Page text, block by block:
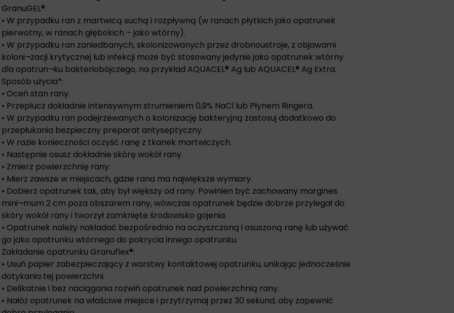
GranuGEL®.
• W przypadku ran z martwicą suchą i rozpływną (w ranach płytkich jako opatrunek
pierwotny, w ranach głębokich – jako wtórny).
• W przypadku ran zaniedbanych, skolonizowanych przez drobnoustroje, z objawami
koloni¬zacji krytycznej lub infekcji może być stosowany jedynie jako opatrunek wtórny
dla opatrun¬ku bakteriobójczego, na przykład AQUACEL® Ag lub AQUACEL® Ag Extra.
Sposób użycia*:
• Oceń stan rany.
• Przepłucz dokładnie intensywnym strumieniem 0,9% NaCl lub Płynem Ringera.
• W przypadku ran podejrzewanych o kolonizację bakteryjną zastosuj dodatkowo do
przepłukania bezpieczny preparat antyseptyczny.
• W razie konieczności oczyść ranę z tkanek martwiczych.
• Następnie osusz dokładnie skórę wokół rany.
• Zmierz powierzchnię rany.
• Mierz zawsze w miejscach, gdzie rana ma największe wymiary.
• Dobierz opatrunek tak, aby był większy od rany. Powinien być zachowany margines
mini¬mum 2 cm poza obszarem rany, wówczas opatrunek będzie dobrze przylegał do
skóry wokół rany i tworzył zamknięte środowisko gojenia.
• Opatrunek należy nakładać bezpośrednio na oczyszczoną i osuszoną ranę lub używać
go jako opatrunku wtórnego do pokrycia innego opatrunku.
Zakładanie opatrunku Granuflex®:
• Usuń papier zabezpieczający z warstwy kontaktowej opatrunku, unikając jednocześnie
dotykania tej powierzchni.
• Delikatnie i bez naciągania rozwiń opatrunek nad powierzchnią rany.
• Nałóż opatrunek na właściwe miejsce i przytrzymaj przez 30 sekund, aby zapewnić